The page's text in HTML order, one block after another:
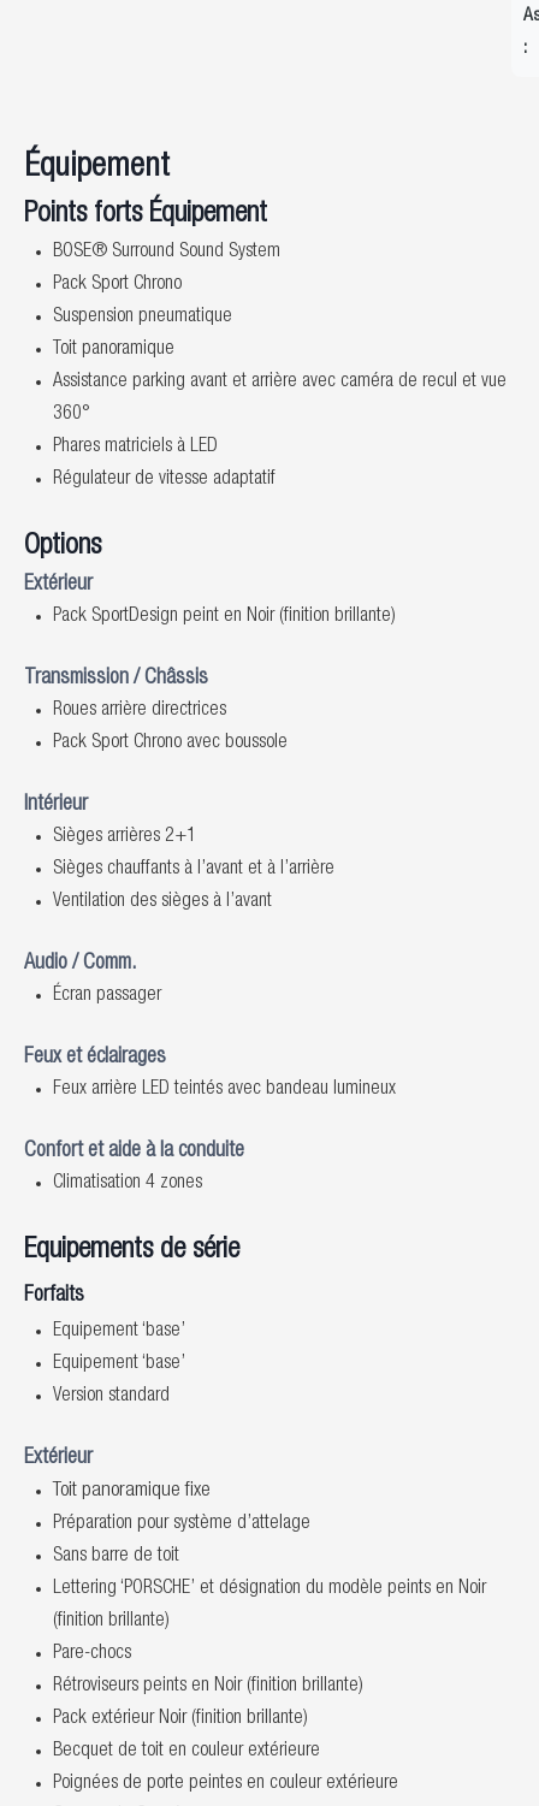
:
Équipement
Points forts Équipement
BOSE® Surround Sound System
Pack Sport Chrono
Suspension pneumatique
Toit panoramique
Assistance parking avant et arrière avec caméra de recul et vue
360°
Phares matriciels à LED
Régulateur de vitesse adaptatif
Options
Extérieur
Pack SportDesign peint en Noir (finition brillante)
Transmission / Châssis
Roues arrière directrices
Pack Sport Chrono avec boussole
Intérieur
Sièges arrières 2+1
Sièges chauffants à l’avant et à l’arrière
Ventilation des sièges à l’avant
Audio / Comm.
Écran passager
Feux et éclairages
Feux arrière LED teintés avec bandeau lumineux
Confort et aide à la conduite
Climatisation 4 zones
Equipements de série
Forfaits
Equipement ‘base’
Equipement ‘base’
Version standard
Extérieur
Toit panoramique fixe
Préparation pour système d’attelage
Sans barre de toit
Lettering ‘PORSCHE’ et désignation du modèle peints en Noir
(finition brillante)
Pare-chocs
Rétroviseurs peints en Noir (finition brillante)
Pack extérieur Noir (finition brillante)
Becquet de toit en couleur extérieure
Poignées de porte peintes en couleur extérieure